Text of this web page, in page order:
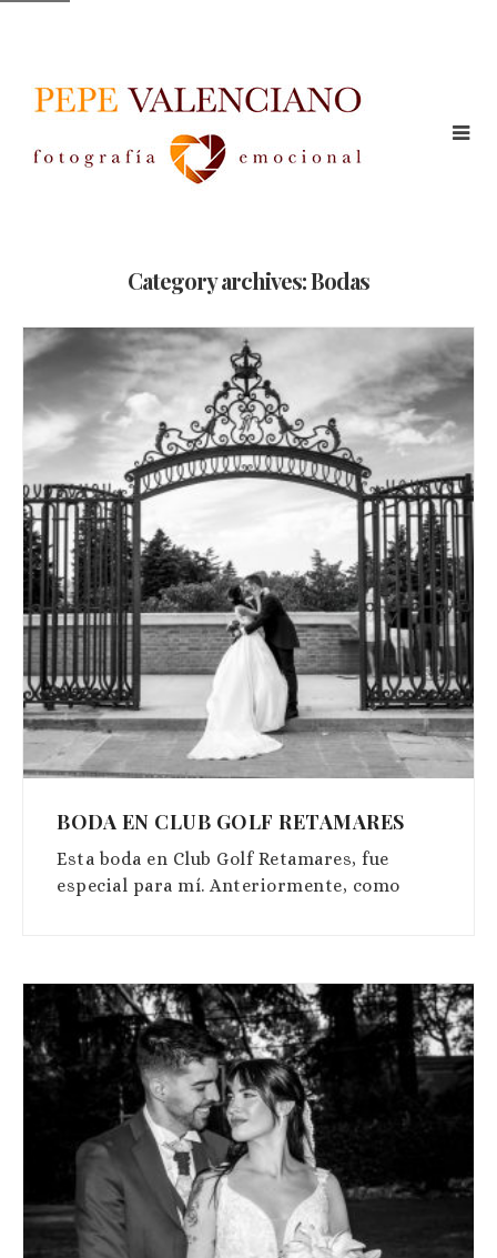
Category archives: Bodas
BODA EN CLUB GOLF RETAMARES
Esta boda en Club Golf Retamares, fue
especial para mí. Anteriormente, como